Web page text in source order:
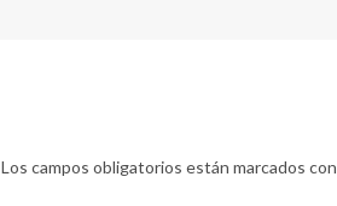
Los campos obligatorios están marcados con